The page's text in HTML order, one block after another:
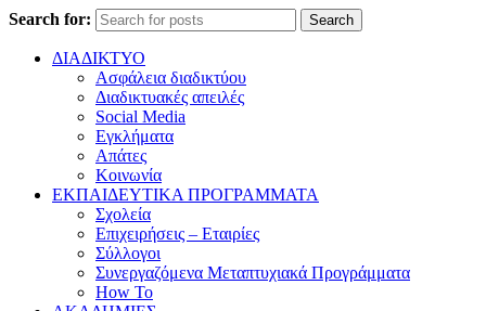
Search for: Search
ΔΙΑΔΙΚΤΥΟ
Ασφάλεια διαδικτύου
Διαδικτυακές απειλές
Social Media
Εγκλήματα
Απάτες
Κοινωνία
ΕΚΠΑΙΔΕΥΤΙΚΑ ΠΡΟΓΡΑΜΜΑΤΑ
Σχολεία
Επιχειρήσεις – Εταιρίες
Σύλλογοι
Συνεργαζόμενα Μεταπτυχιακά Προγράμματα
How To